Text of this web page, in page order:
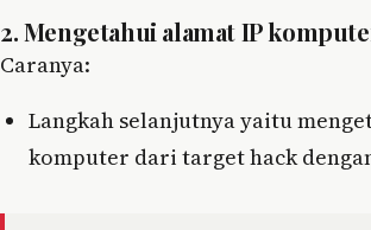
2. Mengetahui alamat IP
Caranya:
Langkah selanjutnya yaitu
komputer dari target hack